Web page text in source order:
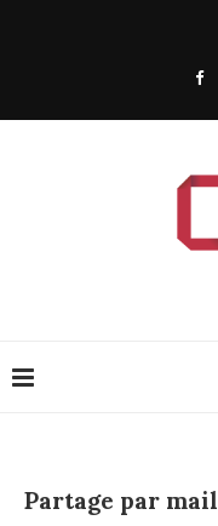
Partage par mail